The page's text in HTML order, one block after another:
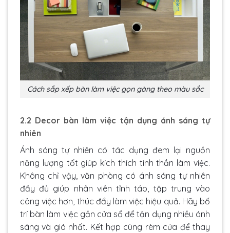
Cách sắp xếp bàn làm việc gọn gàng theo màu sắc
2.2 Decor bàn làm việc tận dụng ánh sáng tự
nhiên
Ánh sáng tự nhiên có tác dụng đem lại nguồn
năng lượng tốt giúp kích thích tinh thần làm việc.
Không chỉ vậy, văn phòng có ánh sáng tự nhiên
đầy đủ giúp nhân viên tỉnh táo, tập trung vào
công việc hơn, thúc đẩy làm việc hiệu quả. Hãy bố
trí bàn làm việc gần cửa sổ để tận dụng nhiều ánh
sáng và gió nhất. Kết hợp cùng rèm cửa để thay